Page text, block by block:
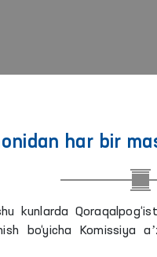
har bir
kunlarda
bo‘yicha Komissiya